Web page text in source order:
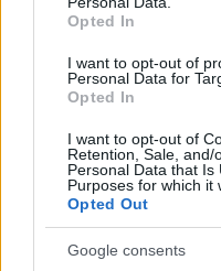
Opted In
I want to opt-out of
Personal Data for
Opted In
I want to opt-out of
Retention, Sale, and/
Personal Data that Is
Purposes for which it
Opted Out
Google consents
INFLÁCIÓ
Júliusban mindössze 1,2
összevetésben a
már csökkent.